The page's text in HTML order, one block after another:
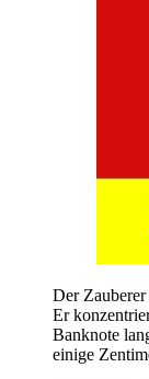
Der
Er
Banknote
einige